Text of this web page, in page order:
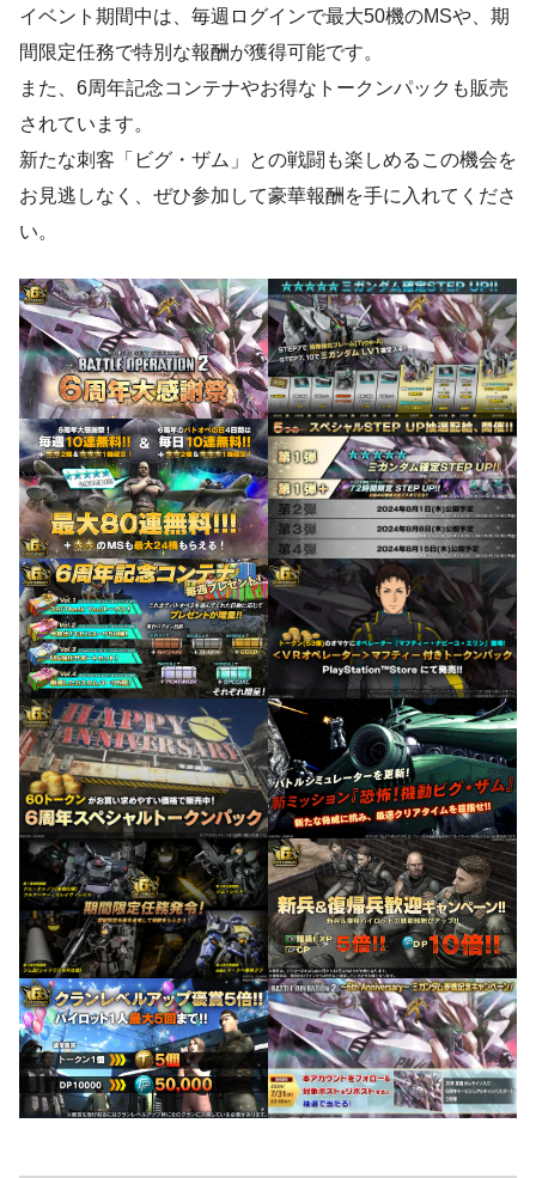
イベント期間中は、毎週ログインで最大50機のMSや、期
間限定任務で特別な報酬が獲得可能です。
また、6周年記念コンテナやお得なトークンパックも販売
されています。
新たな刺客「ビグ・ザム」との戦闘も楽しめるこの機会を
お見逃しなく、ぜひ参加して豪華報酬を手に入れてくださ
い。